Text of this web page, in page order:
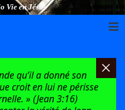
Vie en Jésus
≡
qu’il a donné son
croit en lui ne périsse
» (Jean 3:16)